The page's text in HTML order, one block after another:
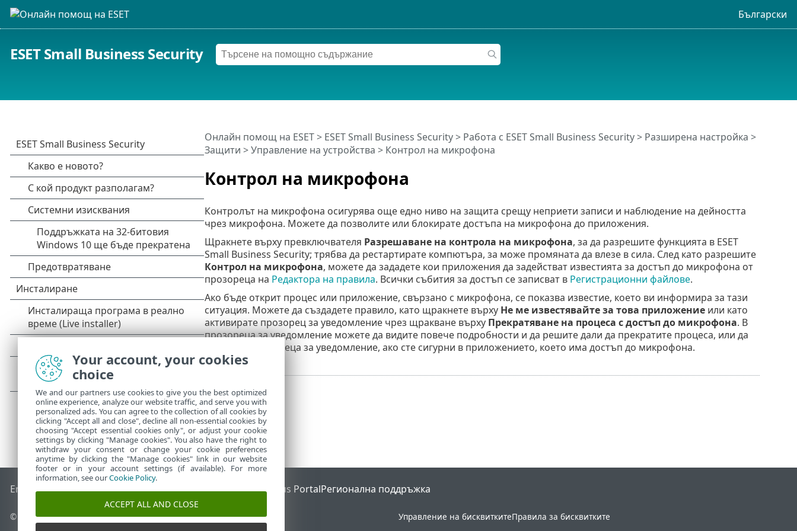
Български
ESET Small Business Security
Контрол на микрофона
Онлайн помощ на ESET> ESET Small Business Security> Работа с ESET Small Business Security> Разширена настройка >
Защити >Управление на устройства > Контрол на микрофона
Контролът на микрофона осигурява още едно ниво на защита срещу неприети записи и наблюдение на дейността
чрез микрофона. Можете да позволите или блокирате достъпа на микрофона до приложения.
Щракнете върху превключвателя Разрешаване на контрола на микрофона, за да разрешите функцията в ESET
Small Business Security; трябва да рестартирате компютъра, за може промяната да влезе в сила. След като разрешите
Контрол на микрофона, можете да зададете кои приложения да задействат известията за достъп до микрофона от
прозореца на Редактора на правила. Всички събития за достъп се записват в Регистрационни файлове.
Ако бъде открит процес или приложение, свързано с микрофона, се показва известие, което ви информира за тази
ситуация. Можете да създадете правило, като щракнете върху Не ме известявайте за това приложениеили като
активирате прозорец за уведомление чрез щракване върху Прекратяване на процеса с достъп до микрофона. В
прозореца за уведомление можете да видите повече подробности и да решите дали да прекратите процеса, или да
откажете прозореца за уведомление, ако сте сигурни в приложението, което има достъп до микрофона.
End of LifeБаза със знания на ESETФорум на ESETESET Status PortalРегионална поддръжка
© 1992 - 2026 ESET, spol. s r.o. – всички права запазени. Управление на бисквиткитеПравила за бисквитките
Your account, your cookies
choice
We and our partners use cookies to give you the best optimized
online experience, analyze our website traffic, and serve you with
personalized ads. You can agree to the collection of all cookies by
clicking "Accept all and close", decline all non-essential cookies by
choosing "Accept essential cookies only", or adjust your cookie
settings by clicking "Manage cookies". You also have the right to
withdraw your consent or change your cookie preferences
anytime by clicking the "Manage cookies" link in our website
footer or in your account settings (if available). For more
information, see ourCookie Policy.
ACCEPT ALL AND CLOSE